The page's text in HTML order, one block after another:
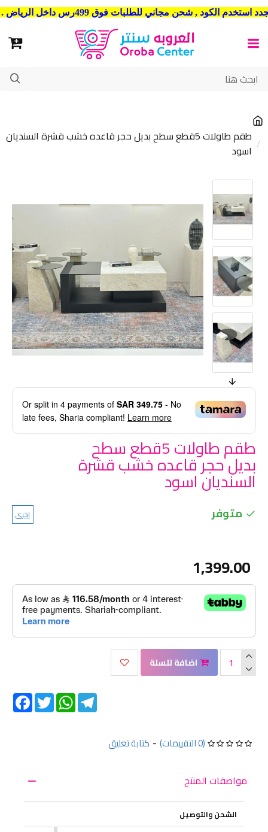
شحن مجاني للطلبات فوق 499رس داخل الرياض . وشحن الي جميع مدن المملكة العربية السعودية
طقم طاولات 5قطع سطح بديل حجر قاعده خشب قشرة السنديان
اسود
Or split in 4 payments of SAR 349.75 - No
late fees, Sharia compliant! Learn more
طقم طاولات 5قطع سطح
بديل حجر قاعده خشب قشرة
السنديان اسود
متوفر اخرى
(0 التقييمات) - كتابة تعليق
1,399.00
اضافة للسلة
Twitter
WhatsAppTelegram
مواصفات المنتج
الشحن والتوصيل